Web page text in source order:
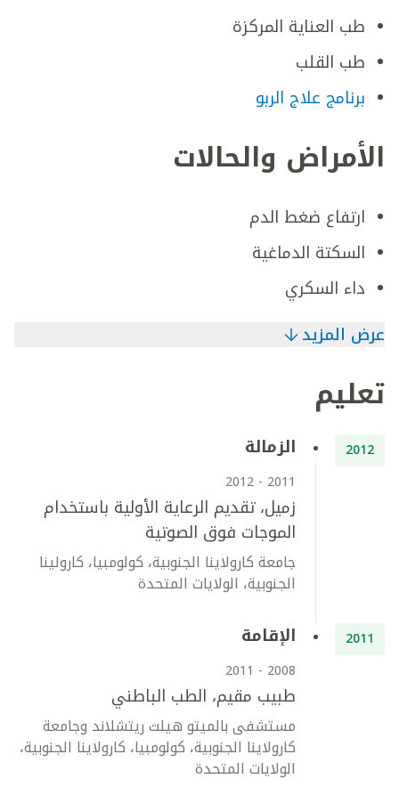
طب العناية المركزة
طب القلب
برنامج علاج الربو
الأمراض والحالات
ارتفاع ضغط الدم
السكتة الدماغية
داء السكري
عرض المزيد
تعليم
2012 الزمالة
2011 - 2012
زميل، تقديم الرعاية الأولية باستخدام
الموجات فوق الصوتية
جامعة كارولاينا الجنوبية، كولومبيا، كارولينا
الجنوبية، الولايات المتحدة
2011 الإقامة
2008 - 2011
طبيب مقيم، الطب الباطني
مستشفى بالميتو هيلث ريتشلاند وجامعة
كارولاينا الجنوبية، كولومبيا، كارولاينا الجنوبية،
الولايات المتحدة